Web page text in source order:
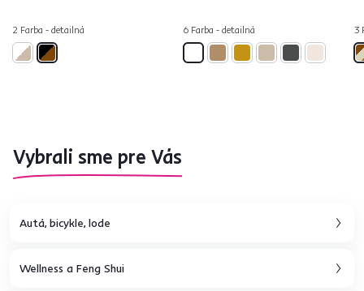
2 Farba - detailná 6 Farba - detailná 3
Vybrali sme pre Vás
Autá, bicykle, lode
Wellness a Feng Shui